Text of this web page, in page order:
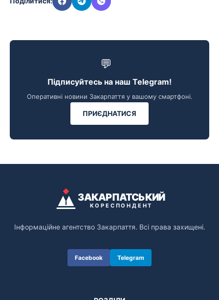
💬
Підписуйтесь на наш Telegram!
Оперативні новини Закарпаття у вашому смартфоні.
ПРИЄДНАТИСЯ
ЗАКАРПАТСЬКИЙ
КОРЕСПОНДЕНТ
Інформаційне агентство Закарпаття. Всі права захищені.
Facebook Telegram